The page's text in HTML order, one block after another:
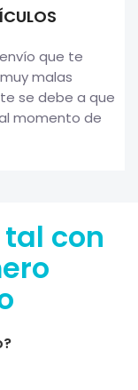
que te
malas
se debe a que
momento de
con